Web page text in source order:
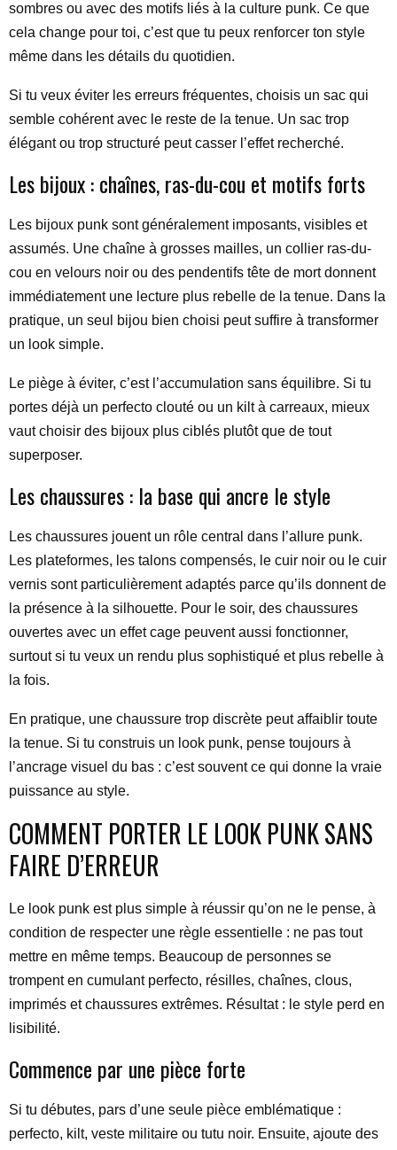
sombres ou avec des motifs liés à la culture punk. Ce que
cela change pour toi, c’est que tu peux renforcer ton style
même dans les détails du quotidien.
Si tu veux éviter les erreurs fréquentes, choisis un sac qui
semble cohérent avec le reste de la tenue. Un sac trop
élégant ou trop structuré peut casser l’effet recherché.
Les bijoux : chaînes, ras-du-cou et motifs forts
Les bijoux punk sont généralement imposants, visibles et
assumés. Une chaîne à grosses mailles, un collier ras-du-
cou en velours noir ou des pendentifs tête de mort donnent
immédiatement une lecture plus rebelle de la tenue. Dans la
pratique, un seul bijou bien choisi peut suffire à transformer
un look simple.
Le piège à éviter, c’est l’accumulation sans équilibre. Si tu
portes déjà un perfecto clouté ou un kilt à carreaux, mieux
vaut choisir des bijoux plus ciblés plutôt que de tout
superposer.
Les chaussures : la base qui ancre le style
Les chaussures jouent un rôle central dans l’allure punk.
Les plateformes, les talons compensés, le cuir noir ou le cuir
vernis sont particulièrement adaptés parce qu’ils donnent de
la présence à la silhouette. Pour le soir, des chaussures
ouvertes avec un effet cage peuvent aussi fonctionner,
surtout si tu veux un rendu plus sophistiqué et plus rebelle à
la fois.
En pratique, une chaussure trop discrète peut affaiblir toute
la tenue. Si tu construis un look punk, pense toujours à
l’ancrage visuel du bas : c’est souvent ce qui donne la vraie
puissance au style.
COMMENT PORTER LE LOOK PUNK SANS
FAIRE D’ERREUR
Le look punk est plus simple à réussir qu’on ne le pense, à
condition de respecter une règle essentielle : ne pas tout
mettre en même temps. Beaucoup de personnes se
trompent en cumulant perfecto, résilles, chaînes, clous,
imprimés et chaussures extrêmes. Résultat : le style perd en
lisibilité.
Commence par une pièce forte
Si tu débutes, pars d’une seule pièce emblématique :
perfecto, kilt, veste militaire ou tutu noir. Ensuite, ajoute des